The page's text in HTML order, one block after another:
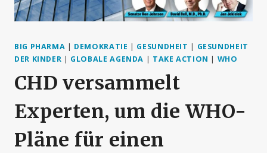
BIG PHARMA | DEMOKRATIE | GESUNDHEIT | GESUNDHEIT
DER KINDER | GLOBALE AGENDA | TAKE ACTION | WHO
CHD versammelt
Experten, um die WHO-
Pläne für einen